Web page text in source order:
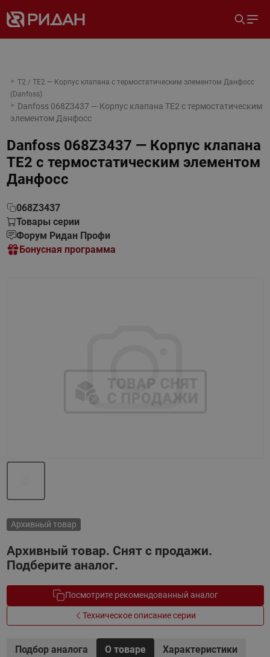
T2 / TE2 — Корпус клапана с термостатическим элементом Данфосс
(Danfoss)
Danfoss 068Z3437 — Корпус клапана TE2 с термостатическим
элементом Данфосс
Danfoss 068Z3437 — Корпус клапана
TE2 с термостатическим элементом
Данфосс
068Z3437
Товары серии
Форум Ридан Профи
Бонусная программа
Архивный товар
Архивный товар. Снят с продажи.
Подберите аналог.
Посмотрите рекомендованный аналог
Техническое описание серии
Подбор аналога О товаре
Характеристики